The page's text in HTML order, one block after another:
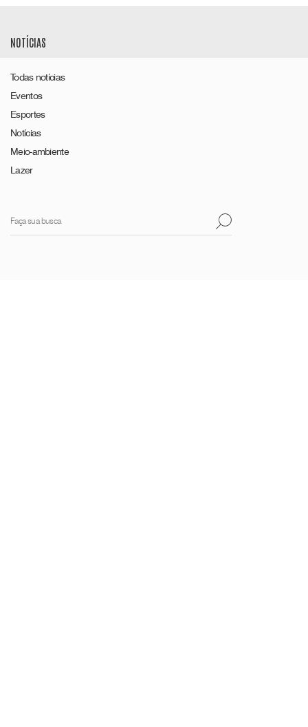
NOTÍCIAS
Todas notícias
Eventos
Esportes
Notícias
Meio-ambiente
Lazer